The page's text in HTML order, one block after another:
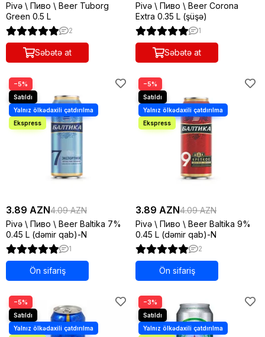
Pivə \ Пиво \ Beer Tuborg
Green 0.5 L
2
Səbətə at
Pivə \ Пиво \ Beer Corona
Extra 0.35 L (şüşə)
1
Səbətə at
−5%
3.89 AZN4.09 AZN
Pivə \ Пиво \ Beer Baltika 7%
0.45 L (dəmir qab)-N
1
Ön sifariş
−5%
3.89 AZN4.09 AZN
Pivə \ Пиво \ Beer Baltika 9%
0.45 L (dəmir qab)-N
2
Ön sifariş
−5% −3%